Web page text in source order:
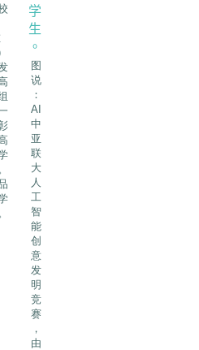
图
说
：
AI
中
亚
联
大
人
工
智
能
创
意
发
明
竞
赛
，
由